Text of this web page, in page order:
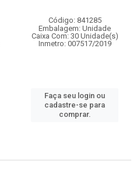
Código: 841285
Embalagem: Unidade
Caixa Com: 30 Unidade(s)
Inmetro: 007517/2019
Faça seu login ou
cadastre-se para
comprar.